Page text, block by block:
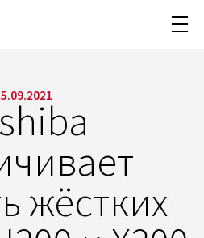
жёстких